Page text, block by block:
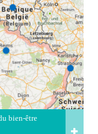
bien-être